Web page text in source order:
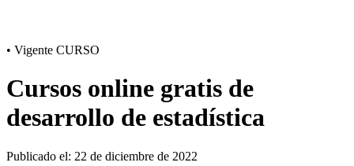
• Vigente CURSO
Cursos online gratis de
desarrollo de estadística
Publicado el: 22 de diciembre de 2022